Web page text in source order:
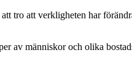
tro att verkligheten har
av människor och olika